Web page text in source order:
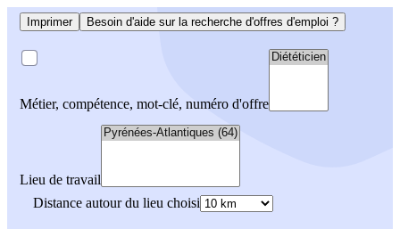
Imprimer Besoin d'aide sur la recherche d'offres d'emploi ?
Métier, compétence, mot-clé, numéro d'offre
Lieu de travail
Distance autour du lieu choisi